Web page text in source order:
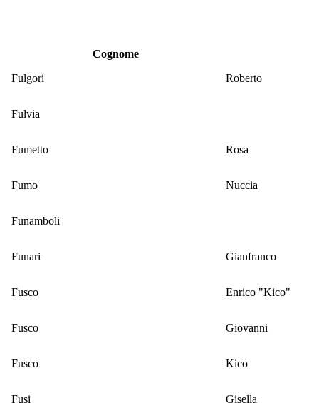
Cognome
Fulgori
Roberto
Fulvia
Fumetto Rosa
Fumo Nuccia
Funamboli
Funari Gianfranco
Fusco Enrico "Kico"
Fusco Giovanni
Fusco Kico
Fusi Gisella